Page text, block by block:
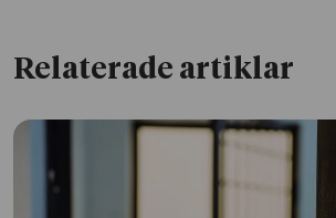
Relaterade artiklar